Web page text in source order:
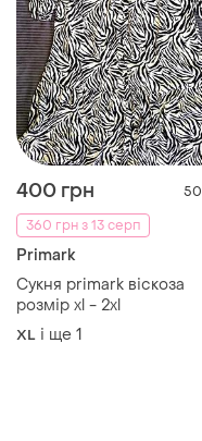
400 грн
50
360 грн з 13 серп
Primark
Сукня primark віскоза
розмір xl - 2xl
XL і ще 1